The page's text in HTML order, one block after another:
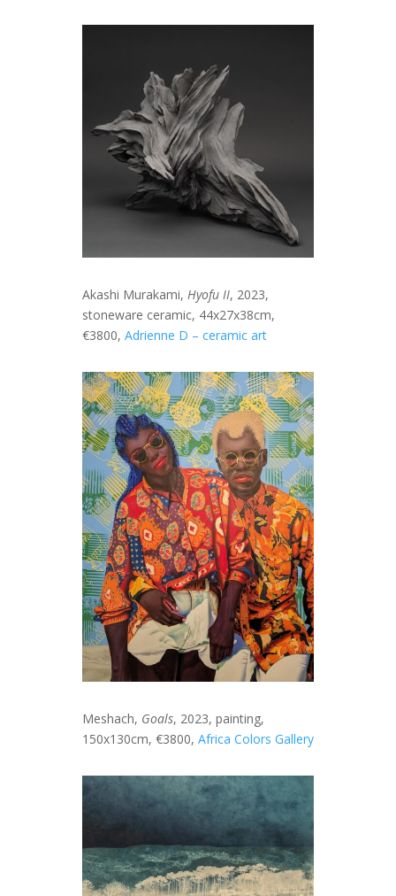
Akashi Murakami, Hyofu II, 2023,
stoneware ceramic, 44x27x38cm,
€3800, Adrienne D – ceramic art
Meshach, Goals, 2023, painting,
150x130cm, €3800, Africa Colors Gallery